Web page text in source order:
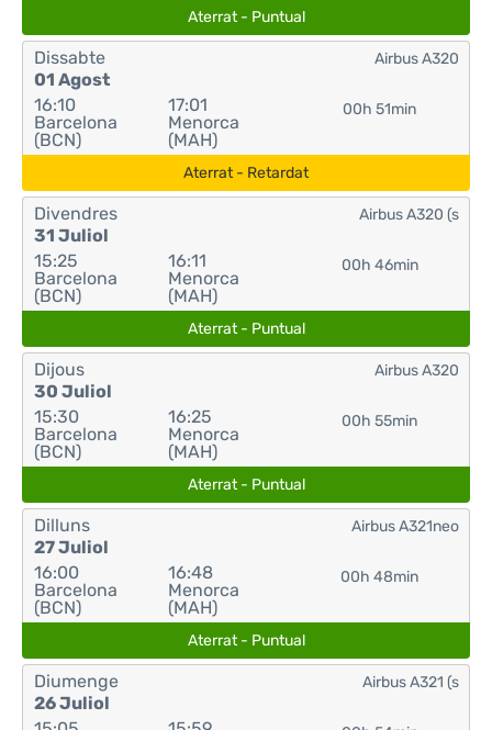
Aterrat - Puntual
Dissabte
01 Agost
16:10
Barcelona
(BCN)
17:01
Menorca
(MAH)
00h 51min
Airbus A320
Aterrat - Retardat
Divendres
31 Juliol
15:25
Barcelona
(BCN)
16:11
Menorca
(MAH)
00h 46min
Airbus A320 (s
Aterrat - Puntual
Dijous
30 Juliol
15:30
Barcelona
(BCN)
16:25
Menorca
(MAH)
00h 55min
Airbus A320
Aterrat - Puntual
Dilluns
27 Juliol
16:00
Barcelona
(BCN)
16:48
Menorca
(MAH)
00h 48min
Airbus A321neo
Aterrat - Puntual
Diumenge
26 Juliol
Airbus A321 (s